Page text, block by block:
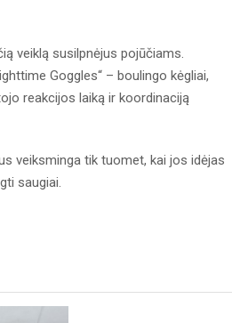
veiklą susilpnėjus pojūčiams.
Goggles“ – boulingo kėgliai,
reakcijos laiką ir koordinaciją
veiksminga tik tuomet, kai jos idėjas
saugiai.